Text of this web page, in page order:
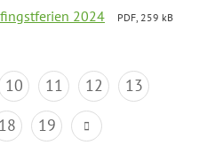
2024
PDF, 259 kB
10 11 12
13
18 19